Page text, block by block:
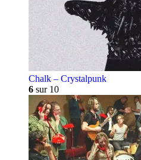
Chalk – Crystalpunk
6 sur 10